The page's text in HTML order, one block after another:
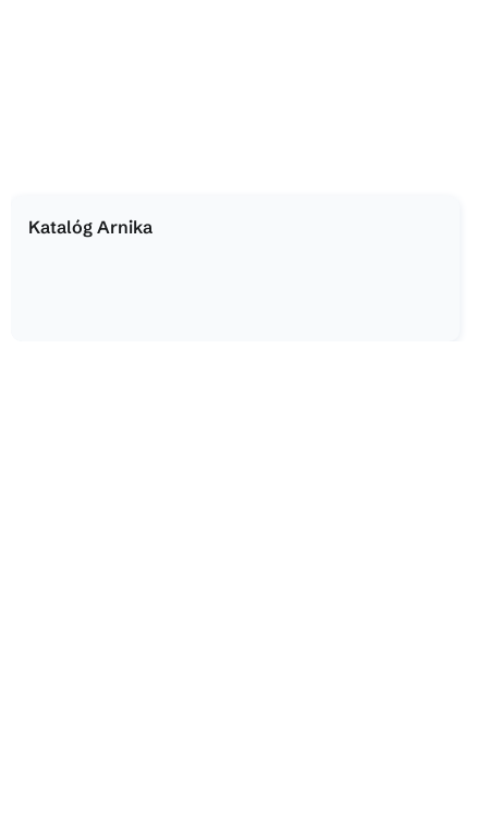
Katalóg Arnika